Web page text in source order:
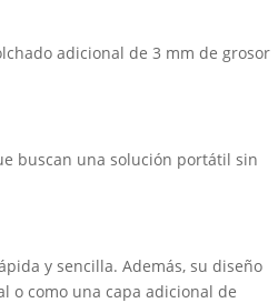
adicional de 3 mm de grosor
buscan una solución portátil sin
y sencilla. Además, su diseño
o como una capa adicional de